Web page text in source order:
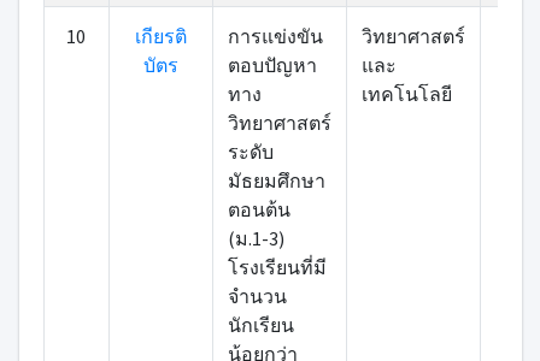
10
เกียรติ
บัตร
การแข่งขัน
ตอบปัญหา
ทาง
วิทยาศาสตร์
ระดับ
มัธยมศึกษา
ตอนต้น
(ม.1-3)
โรงเรียนที่มี
จำนวน
นักเรียน
น้อยกว่า
วิทยาศาสตร์
และ
เทคโนโลยี